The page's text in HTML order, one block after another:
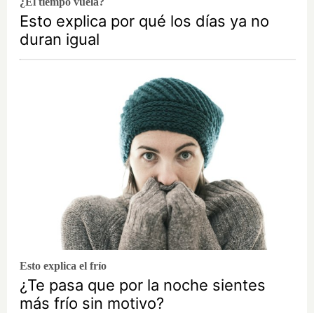
Esto explica por qué los días ya no
duran igual
Esto explica el frío
¿Te pasa que por la noche sientes
más frío sin motivo?